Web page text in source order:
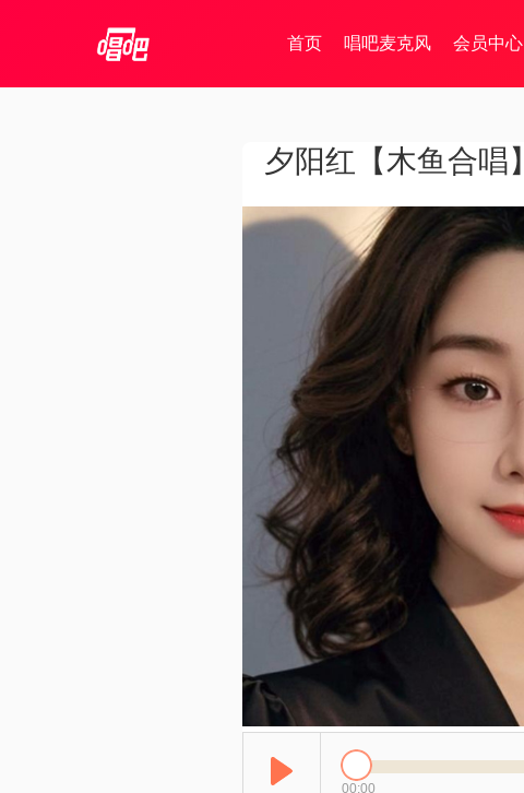
首页 唱吧麦克风 会员中心
夕阳红【木鱼合唱】
00:00